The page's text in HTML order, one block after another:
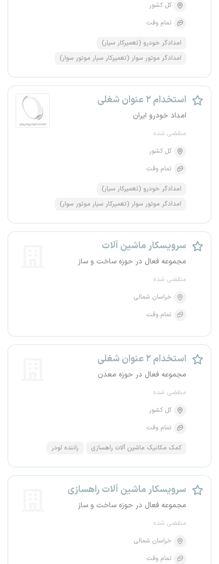
کل کشور
تمام وقت
امدادگر خودرو (تعمیرکار سیار)
امدادگر موتور سوار (تعمیرکار سیار موتور سوار)
استخدام ۲ عنوان شغلی
امداد خودرو ایران
منقضی شده
کل کشور
تمام وقت
امدادگر خودرو (تعمیرکار سیار)
امدادگر موتور سوار (تعمیرکار سیار موتور سوار)
سرویسکار ماشین آلات
مجموعه فعال در حوزه ساخت و ساز
منقضی شده
خراسان شمالی
تمام وقت
استخدام ۲ عنوان شغلی
مجموعه فعال در حوزه معدن
منقضی شده
کل کشور
تمام وقت
کمک مکانیک ماشین آلات راهسازی راننده لودر
سرویسکار ماشین آلات راهسازی
مجموعه فعال در حوزه ساخت و ساز
منقضی شده
خراسان شمالی
تمام وقت